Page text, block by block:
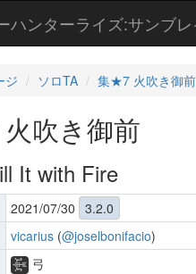
ハンターライズ:サンブ
ジ ソロTA 集★7 火吹き御前
吹き御前
It with Fire
2021/07/30 3.2.0
vicarius (@joselbonifacio)
弓